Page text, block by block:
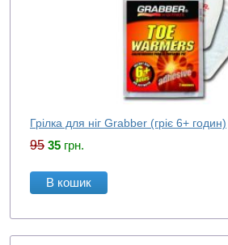
Грілка для ніг Grabber (гріє 6+ годин)
95 35 грн.
В кошик